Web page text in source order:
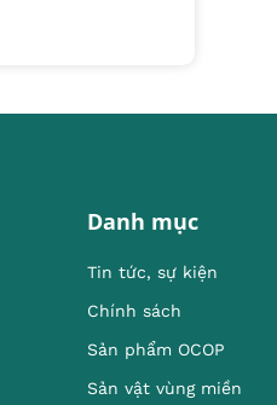
Danh mục
Tin tức, sự kiện
Chính sách
Sản phẩm OCOP
Sản vật vùng miền